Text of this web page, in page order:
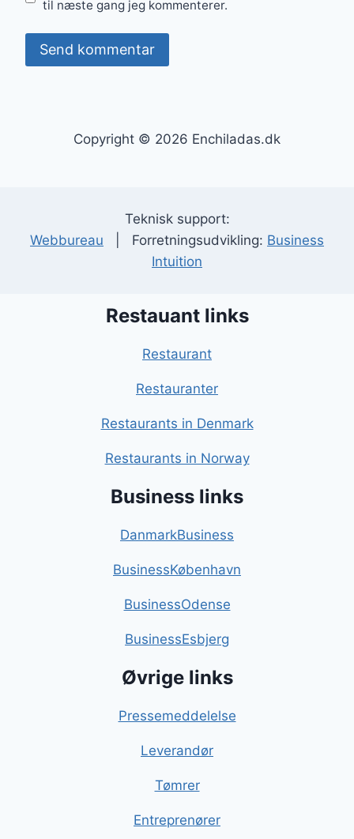
til næste gang jeg kommenterer.
Copyright © 2026 Enchiladas.dk
Teknisk support:
Webbureau | Forretningsudvikling: Business
Intuition
Restauant links
Restaurant
Restauranter
Restaurants in Denmark
Restaurants in Norway
Business links
DanmarkBusiness
BusinessKøbenhavn
BusinessOdense
BusinessEsbjerg
Øvrige links
Pressemeddelelse
Leverandør
Tømrer
Entreprenører